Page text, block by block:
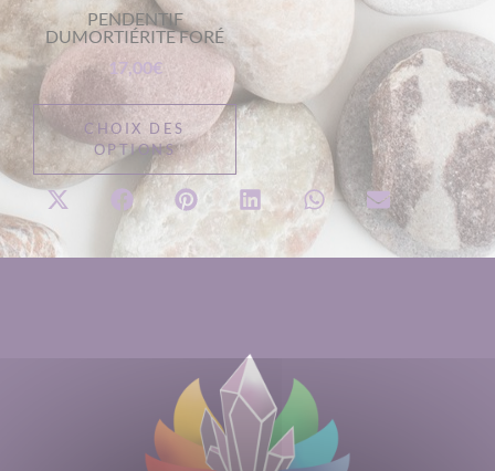
PENDENTIF
DUMORTIÉRITE FORÉ
17,00€
CHOIX DES
OPTIONS